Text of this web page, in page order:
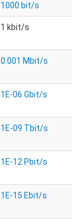
bit/s
kbit/s
Mbit/s
06 Gbit/s
09 Tbit/s
12 Pbit/s
15 Ebit/s